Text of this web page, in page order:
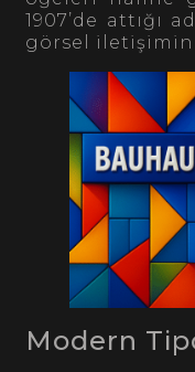
1907’de attığı
görsel iletişimin
Modern